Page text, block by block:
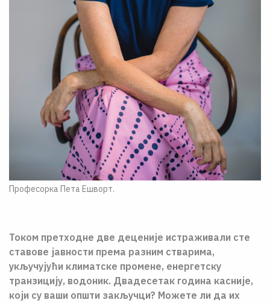
Професорка Пета Ешворт.
Током претходне две деценије истраживали сте
ставове јавности према разним стварима,
укључујући климатске промене, енергетску
транзицију, водоник. Двадесетак година касније,
који су ваши општи закључци? Можете ли да их